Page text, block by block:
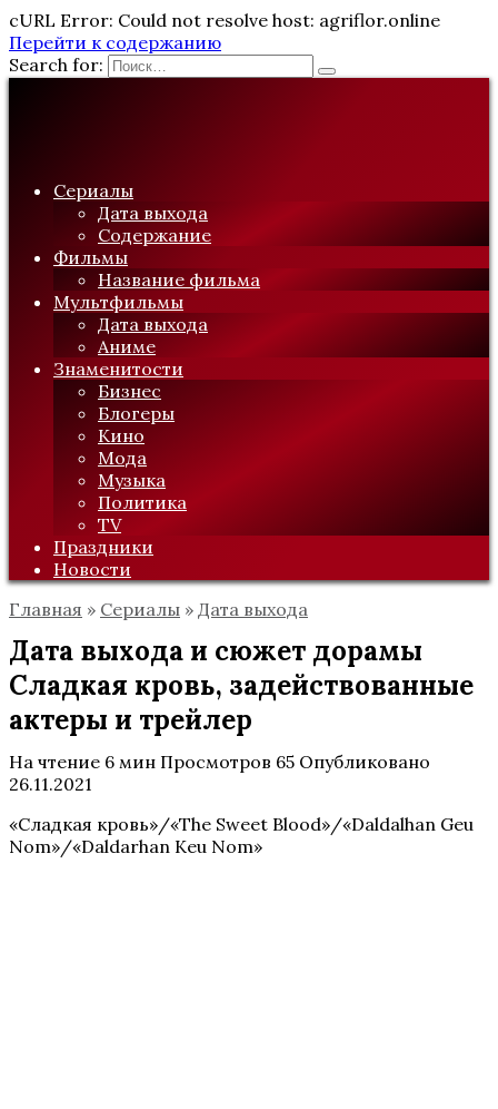
cURL Error: Could not resolve host: agriflor.online
Перейти к содержанию
Search for:
Сериалы
Дата выхода
Содержание
Фильмы
Название фильма
Мультфильмы
Дата выхода
Аниме
Знаменитости
Бизнес
Блогеры
Кино
Мода
Музыка
Политика
TV
Праздники
Новости
Главная » Сериалы » Дата выхода
Дата выхода и сюжет дорамы
Сладкая кровь, задействованные
актеры и трейлер
На чтение 6 мин Просмотров 65 Опубликовано
26.11.2021
«Сладкая кровь»/«The Sweet Blood»/«Daldalhan Geu
Nom»/«Daldarhan Keu Nom»